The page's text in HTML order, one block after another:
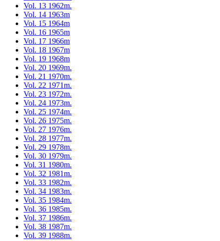
Vol. 13 1962m.
Vol. 14 1963m
Vol. 15 1964m
Vol. 16 1965m
Vol. 17 1966m
Vol. 18 1967m
Vol. 19 1968m
Vol. 20 1969m.
Vol. 21 1970m.
Vol. 22 1971m.
Vol. 23 1972m.
Vol. 24 1973m.
Vol. 25 1974m.
Vol. 26 1975m.
Vol. 27 1976m.
Vol. 28 1977m.
Vol. 29 1978m.
Vol. 30 1979m.
Vol. 31 1980m.
Vol. 32 1981m.
Vol. 33 1982m.
Vol. 34 1983m.
Vol. 35 1984m.
Vol. 36 1985m.
Vol. 37 1986m.
Vol. 38 1987m.
Vol. 39 1988m.